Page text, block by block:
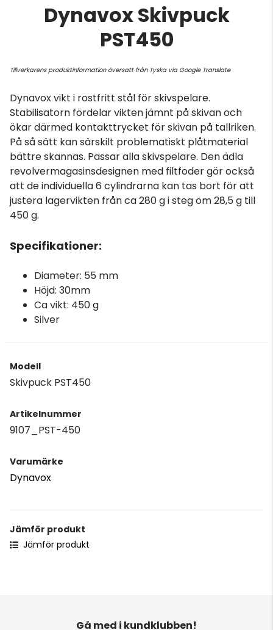
Dynavox Skivpuck
PST450
Tillverkarens produktinformation översatt från Tyska via Google Translate
Dynavox vikt i rostfritt stål för skivspelare.
Stabilisatorn fördelar vikten jämnt på skivan och
ökar därmed kontakttrycket för skivan på tallriken.
På så sätt kan särskilt problematiskt plåtmaterial
bättre skannas. Passar alla skivspelare. Den ädla
revolvermagasinsdesignen med filtfoder gör också
att de individuella 6 cylindrarna kan tas bort för att
justera lagervikten från ca 280 g i steg om 28,5 g till
450 g.
Specifikationer:
Diameter: 55 mm
Höjd: 30mm
Ca vikt: 450 g
Silver
Modell
Skivpuck PST450
Artikelnummer
9107_PST-450
Varumärke
Dynavox
Jämför produkt
Jämför produkt
Gå med i kundklubben!